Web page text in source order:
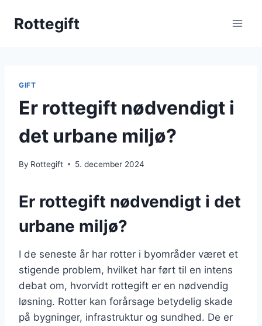
Rottegift
GIFT
Er rottegift nødvendigt i
det urbane miljø?
By Rottegift 5. december 2024
Er rottegift nødvendigt i det
urbane miljø?
I de seneste år har rotter i byområder været et
stigende problem, hvilket har ført til en intens
debat om, hvorvidt rottegift er en nødvendig
løsning. Rotter kan forårsage betydelig skade
på bygninger, infrastruktur og sundhed. De er